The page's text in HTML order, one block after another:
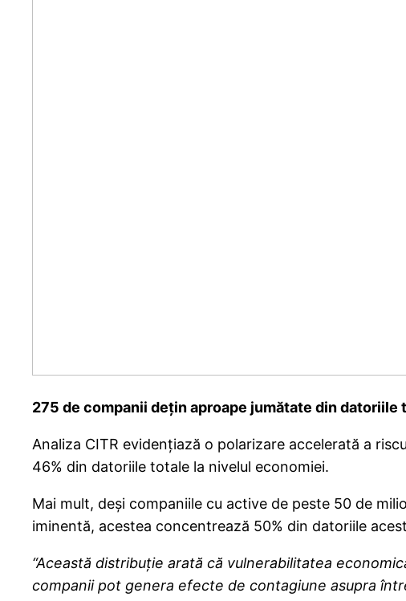
275 de companii dețin aproape jumătate din datoriile
Analiza CITR evidențiază o polarizare accelerată a
46% din datoriile totale la nivelul economiei.
Mai mult, deși companiile cu active de peste 50 de
iminentă, acestea concentrează 50% din datoriile
“Această distribuție arată că vulnerabilitatea
companii pot genera efecte de contagiune asupra